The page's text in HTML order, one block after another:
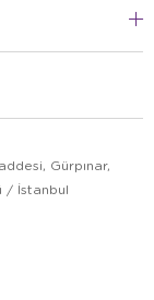
Gürpınar,
/ İstanbul